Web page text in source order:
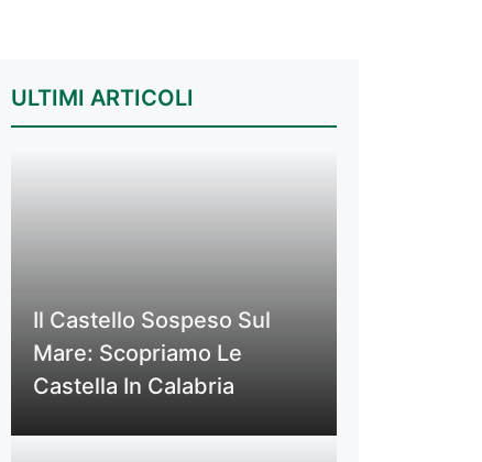
ULTIMI ARTICOLI
Il Castello Sospeso Sul
Mare: Scopriamo Le
Castella In Calabria